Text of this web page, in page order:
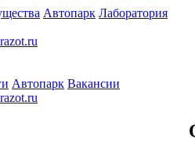
Автопарк Лаборатория
Автопарк Вакансии